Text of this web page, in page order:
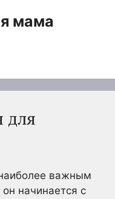
мама
для
важным
начинается с